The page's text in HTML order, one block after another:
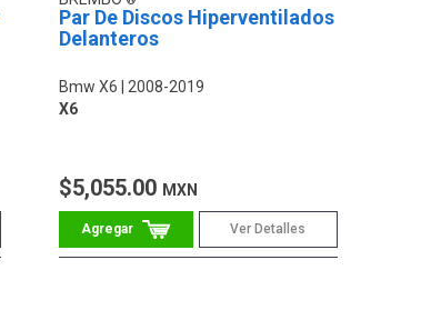
Par De Discos Hiperventilados
Delanteros
Bmw X6
2008-2019
X6
$5,055.00 MXN
Ver Detalles